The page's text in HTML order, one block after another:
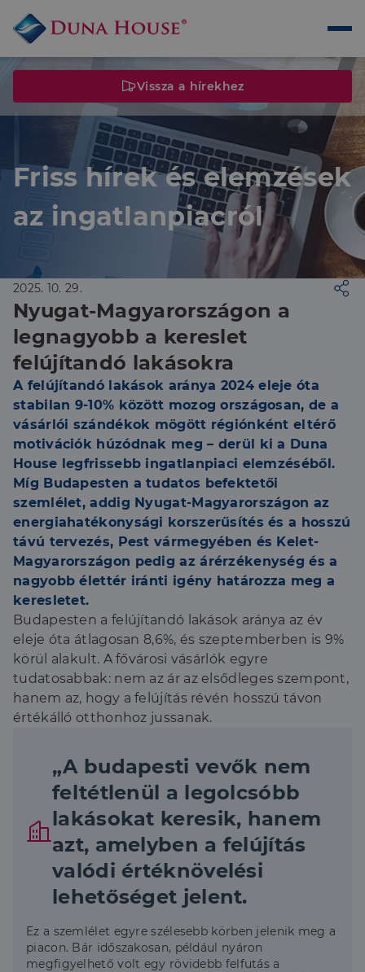
Vissza a hírekhez
Friss hírek és elemzések
az ingatlanpiacról
2025. 10. 29.
Nyugat-Magyarországon a
legnagyobb a kereslet
felújítandó lakásokra
A felújítandó lakások aránya 2024 eleje óta
stabilan 9-10% között mozog országosan, de a
vásárlói szándékok mögött régiónként eltérő
motivációk húzódnak meg – derül ki a Duna
House legfrissebb ingatlanpiaci elemzéséből.
Míg Budapesten a tudatos befektetői
szemlélet, addig Nyugat-Magyarországon az
energiahatékonysági korszerűsítés és a hosszú
távú tervezés, Pest vármegyében és Kelet-
Magyarországon pedig az árérzékenység és a
nagyobb élettér iránti igény határozza meg a
keresletet.
Budapesten a felújítandó lakások aránya az év
eleje óta átlagosan 8,6%, és szeptemberben is 9%
körül alakult. A fővárosi vásárlók egyre
tudatosabbak: nem az ár az elsődleges szempont,
hanem az, hogy a felújítás révén hosszú távon
értékálló otthonhoz jussanak.
„A budapesti vevők nem
feltétlenül a legolcsóbb
lakásokat keresik, hanem
azt, amelyben a felújítás
valódi értéknövelési
lehetőséget jelent.
Ez a szemlélet egyre szélesebb körben jelenik meg a
piacon. Bár időszakosan, például nyáron
megfigyelhető volt egy rövidebb felfutás a